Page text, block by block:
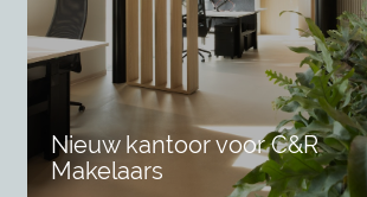
Nieuw kantoor voor C&R
Makelaars